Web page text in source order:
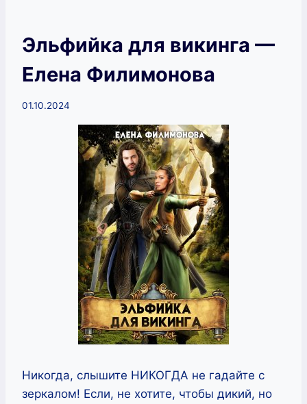
Эльфийка для викинга —
Елена Филимонова
01.10.2024
Никогда, слышите НИКОГДА не гадайте с
зеркалом! Если, не хотите, чтобы дикий, но